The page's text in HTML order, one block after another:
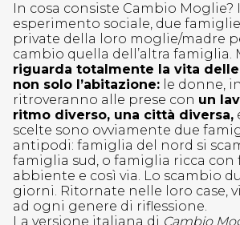
In cosa consiste Cambio Moglie?
esperimento sociale, due
private della loro moglie/madre
cambio quella dell’altra famiglia.
riguarda totalmente la vita
non solo l’abitazione: le donne,
ritroveranno alle prese con un
ritmo diverso, una città diversa,
scelte sono ovviamente due
antipodi: famiglia del nord si
famiglia sud, o famiglia ricca
abbiente e così via. Lo scambio
giorni. Ritornate nelle loro case,
ad ogni genere di riflessione.
La versione italiana di Cambio